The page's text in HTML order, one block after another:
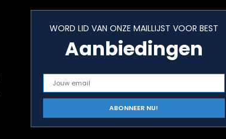
WORD LID VAN ONZE MAILLIJST VOOR BEST
Aanbiedingen